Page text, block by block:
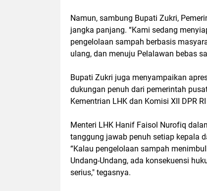
Namun, sambung Bupati Zukri,
jangka panjang. “Kami sedang
pengelolaan sampah berbasis
ulang, dan menuju Pelalawan bebas
Bupati Zukri juga menyampaikan
dukungan penuh dari pemerintah
Kementrian LHK dan Komisi XII DPR
Menteri LHK Hanif Faisol Nurofiq
tanggung jawab penuh setiap kepala
“Kalau pengelolaan sampah
Undang-Undang, ada konsekuensi
serius," tegasnya.